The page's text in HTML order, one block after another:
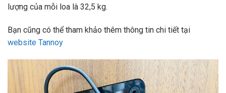
lượng của mỗi loa là 32,5 kg.
Bạn cũng có thể tham khảo thêm thông tin chi tiết tại
website Tannoy